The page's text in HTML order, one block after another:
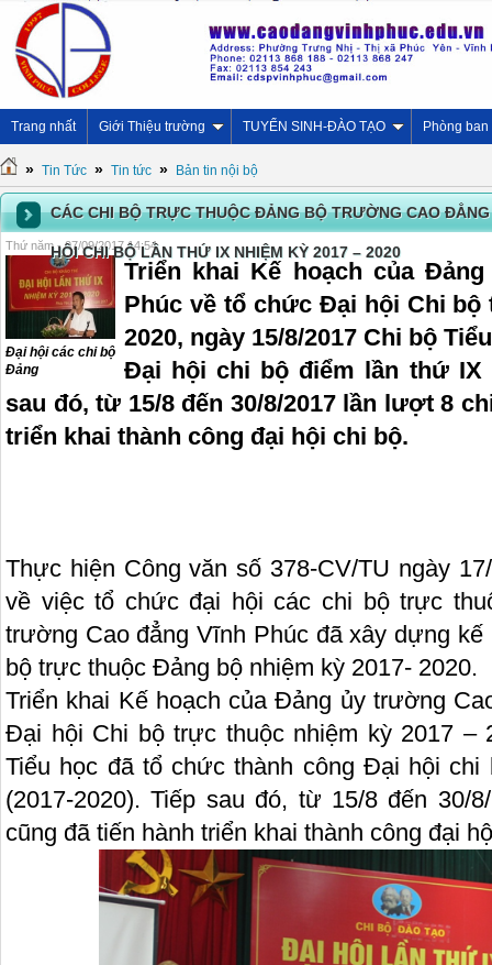
Trang nhất Giới Thiệu trường TUYỂN SINH-ĐÀO TẠO Phòng ban
» Tin Tức » Tin tức » Bản tin nội bộ
CÁC CHI BỘ TRỰC THUỘC ĐẢNG BỘ TRƯỜNG CAO
HỘI CHI BỘ LẦN THỨ IX NHIỆM KỲ 2017 – 2020
Thứ năm - 07/09/2017 14:54
Đại hội các chi bộ
Đảng
Triển khai Kế hoạch của
Phúc về tổ chức Đại hội Chi bộ
2020, ngày 15/8/2017 Chi bộ
Đại hội chi bộ điểm lần thứ IX
sau đó, từ 15/8 đến 30/8/2017 lần lượt 8
triển khai thành công đại hội chi bộ.
Thực hiện Công văn số 378-CV/TU ngày
về việc tổ chức đại hội các chi bộ trực
trường Cao đẳng Vĩnh Phúc đã xây dựng
bộ trực thuộc Đảng bộ nhiệm kỳ 2017- 2020.
Triển khai Kế hoạch của Đảng ủy trường
Đại hội Chi bộ trực thuộc nhiệm kỳ 2017 –
Tiểu học đã tổ chức thành công Đại hội
(2017-2020). Tiếp sau đó, từ 15/8 đến 30/
cũng đã tiến hành triển khai thành công đại